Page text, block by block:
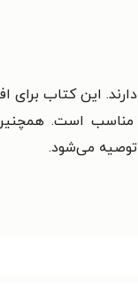
این کتاب برای
مناسب است.
توصیه می‌شود.